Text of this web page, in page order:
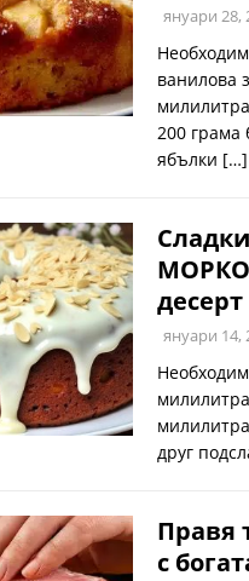
януари 28,
ванилова
200
ябълки […]
януари 14,
друг
Правя
с